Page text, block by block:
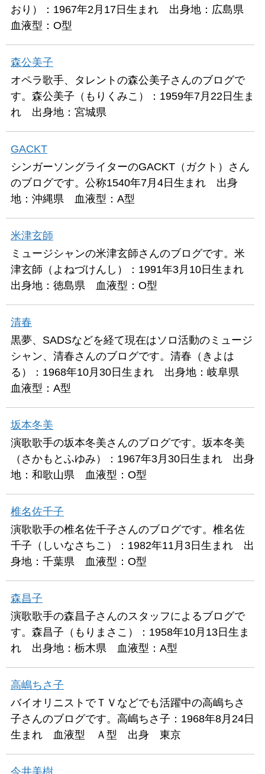
おり）：1967年2月17日生まれ 出身地：広島県
血液型：O型
森公美子
オペラ歌手、タレントの森公美子さんのブログで
す。森公美子（もりくみこ）：1959年7月22日生ま
れ 出身地：宮城県
GACKT
シンガーソングライターのGACKT（ガクト）さん
のブログです。公称1540年7月4日生まれ 出身
地：沖縄県 血液型：A型
米津玄師
ミュージシャンの米津玄師さんのブログです。米
津玄師（よねづけんし）：1991年3月10日生まれ
出身地：徳島県 血液型：O型
清春
黒夢、SADSなどを経て現在はソロ活動のミュージ
シャン、清春さんのブログです。清春（きよは
る）：1968年10月30日生まれ 出身地：岐阜県
血液型：A型
坂本冬美
演歌歌手の坂本冬美さんのブログです。坂本冬美
（さかもとふゆみ）：1967年3月30日生まれ 出身
地：和歌山県 血液型：O型
椎名佐千子
演歌歌手の椎名佐千子さんのブログです。椎名佐
千子（しいなさちこ）：1982年11月3日生まれ 出
身地：千葉県 血液型：O型
森昌子
演歌歌手の森昌子さんのスタッフによるブログで
す。森昌子（もりまさこ）：1958年10月13日生ま
れ 出身地：栃木県 血液型：A型
高嶋ちさ子
バイオリニストでＴＶなどでも活躍中の高嶋ちさ
子さんのブログです。高嶋ちさ子：1968年8月24日
生まれ 血液型 Ａ型 出身 東京
今井美樹